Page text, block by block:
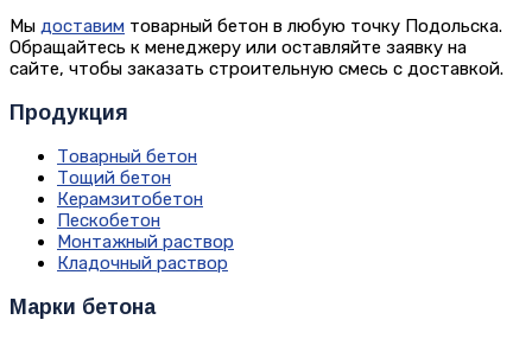
Мы доставим товарный бетон в любую точку Подольска.
Обращайтесь к менеджеру или оставляйте заявку на
сайте, чтобы заказать строительную смесь с доставкой.
Продукция
Товарный бетон
Тощий бетон
Керамзитобетон
Пескобетон
Монтажный раствор
Кладочный раствор
Марки бетона